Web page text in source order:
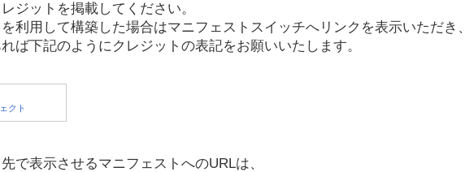
ジットを掲載してください。
利用して構築した場合はマニフェストスイッチへリンクを表示いただき、
ば下記のようにクレジットの表記をお願いいたします。
で表示させるマニフェストへのURLは、